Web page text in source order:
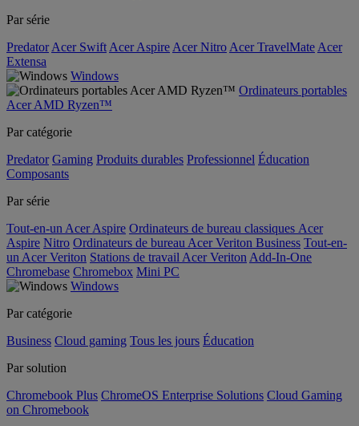
Par série
Predator Acer Swift Acer Aspire Acer Nitro Acer TravelMate Acer
Extensa
Windows
Ordinateurs portables
Acer AMD Ryzen™
Par catégorie
Predator Gaming Produits durables Professionnel Éducation
Composants
Par série
Tout-en-un Acer Aspire Ordinateurs de bureau classiques Acer
Aspire Nitro Ordinateurs de bureau Acer Veriton Business Tout-en-
un Acer Veriton Stations de travail Acer Veriton Add-In-One
Chromebase Chromebox Mini PC
Windows
Par catégorie
Business Cloud gaming Tous les jours Éducation
Par solution
Chromebook Plus ChromeOS Enterprise Solutions Cloud Gaming
on Chromebook